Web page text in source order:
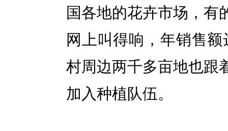
国各地的花卉市场，有
网上叫得响，年销售
村周边两千多亩地也跟
加入种植队伍。